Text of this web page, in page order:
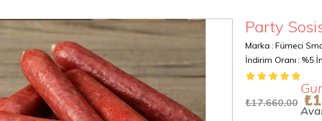
Party
Marka : Fümeci
İndirim Oranı : %5
₺17.660,00